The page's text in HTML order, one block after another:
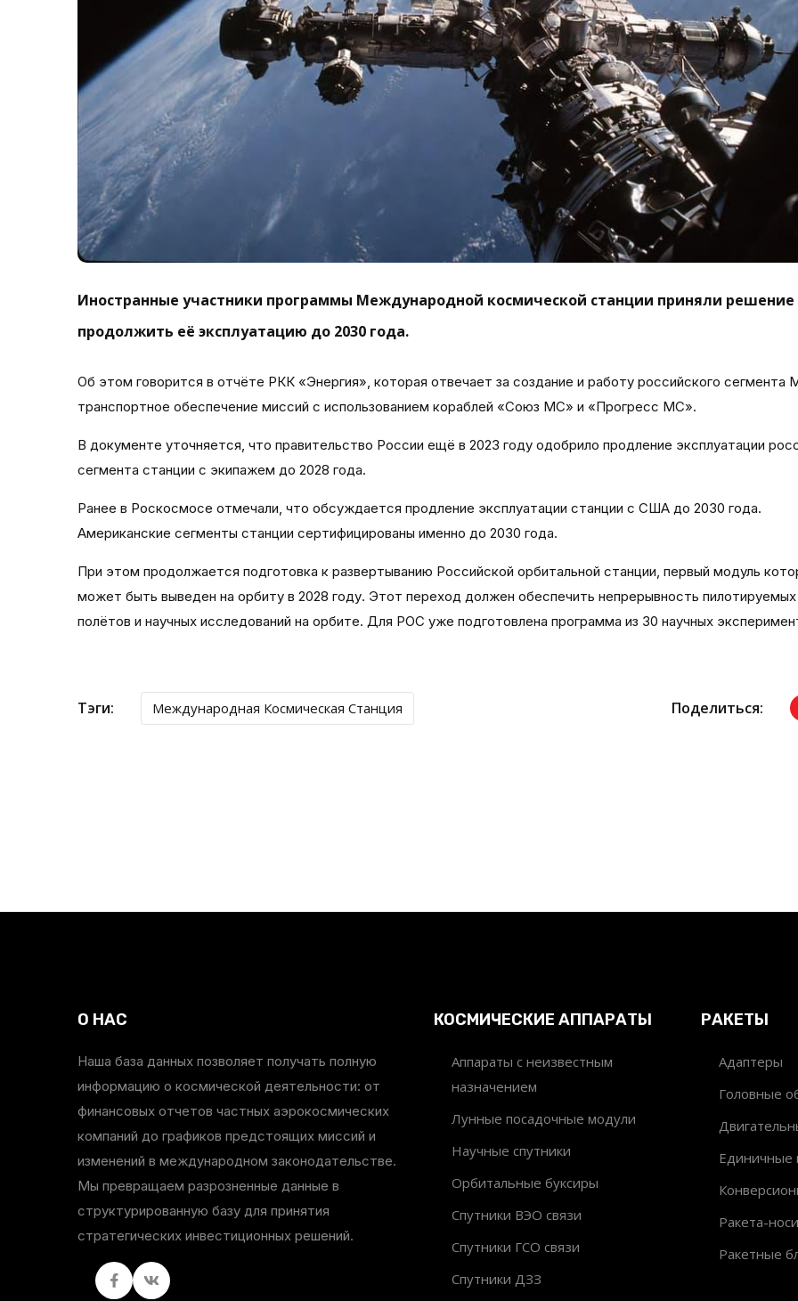
Иностранные участники программы Международной космической станции приняли решение
продолжить её эксплуатацию до 2030 года.
Об этом говорится в отчёте РКК «Энергия», которая отвечает за создание и работу российского сегмента
транспортное обеспечение миссий с использованием кораблей «Союз МС» и «Прогресс МС».
В документе уточняется, что правительство России ещё в 2023 году одобрило продление эксплуатации
сегмента станции с экипажем до 2028 года.
Ранее в Роскосмосе отмечали, что обсуждается продление эксплуатации станции с США до 2030 года.
Американские сегменты станции сертифицированы именно до 2030 года.
При этом продолжается подготовка к развертыванию Российской орбитальной станции, первый модуль
может быть выведен на орбиту в 2028 году. Этот переход должен обеспечить непрерывность пилотируемых
полётов и научных исследований на орбите. Для РОС уже подготовлена программа из 30 научных
Тэги: Международная Космическая Станция Поделиться:
О НАС
Наша база данных позволяет получать полную
информацию о космической деятельности: от
финансовых отчетов частных аэрокосмических
компаний до графиков предстоящих миссий и
изменений в международном законодательстве.
Мы превращаем разрозненные данные в
структурированную базу для принятия
стратегических инвестиционных решений.
FacebookвКонтакте
КОСМИЧЕСКИЕ АППАРАТЫ
Аппараты с неизвестным
назначением
Лунные посадочные модули
Научные спутники
Орбитальные буксиры
Спутники ВЭО связи
Спутники ГСО связи
Спутники ДЗЗ
РАКЕТЫ
Адаптеры
Головные
Единичные
Ракета-
Ракетные